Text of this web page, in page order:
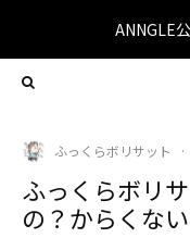
ANNGLE
ふっくらボリサット ·
ふっくらボリ
の？からくない